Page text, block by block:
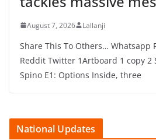
August 7, 2026 Lallanji
Share This To Others… Whatsapp
Reddit Twitter 1Artboard 1 copy 2
Spino E1: Options Inside, three
National Updates